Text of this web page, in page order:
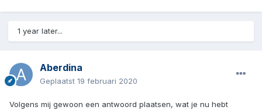
1 year later...
Aberdina
Geplaatst 19 februari 2020
Volgens mij gewoon een antwoord plaatsen, wat je nu hebt